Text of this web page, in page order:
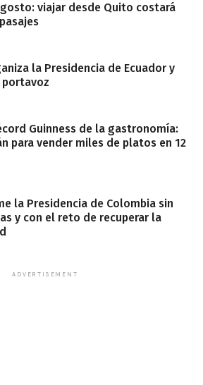
viajar desde Quito costará
la Presidencia de Ecuador y
portavoz
Guinness de la gastronomía:
para vender miles de platos en 12
la Presidencia de Colombia sin
y con el reto de recuperar la
ADVERTISEMENT